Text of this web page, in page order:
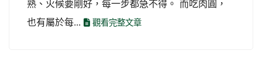
熟、火候要剛好，每一步都急不得。 而吃肉圓，
也有屬於每...
觀看完整文章